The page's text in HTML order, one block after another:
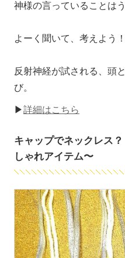
神様の言っていることは
よーく聞いて、考えよう！
反射神経が試される、頭
び。
▶詳細はこちら
キャップでネックレス
しゃれアイテム〜